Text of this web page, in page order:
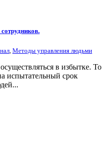
, Методы управления людьми
в избытке. То
испытательный срок